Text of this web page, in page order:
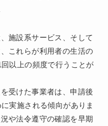
施設系サービス、そして
これらが利用者の生活の
以上の頻度で行うことが
受けた事業者は、申請後
実施される傾向がありま
や法令遵守の確認を早期